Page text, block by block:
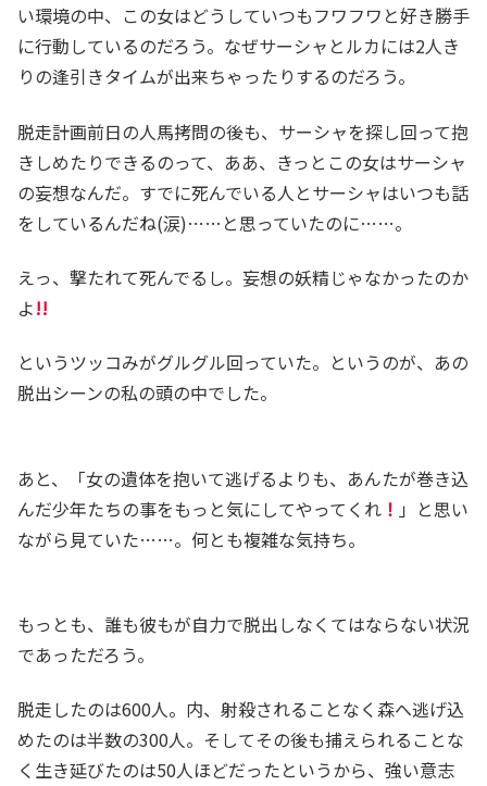
い環境の中、この女はどうしていつもフワフワと好き勝手
に行動しているのだろう。なぜサーシャとルカには2人き
りの逢引きタイムが出来ちゃったりするのだろう。
脱走計画前日の人馬拷問の後も、サーシャを探し回って抱
きしめたりできるのって、ああ、きっとこの女はサーシャ
の妄想なんだ。すでに死んでいる人とサーシャはいつも話
をしているんだね(涙)……と思っていたのに……。
えっ、撃たれて死んでるし。妄想の妖精じゃなかったのか
よ!!
というツッコみがグルグル回っていた。というのが、あの
脱出シーンの私の頭の中でした。
あと、「女の遺体を抱いて逃げるよりも、あんたが巻き込
んだ少年たちの事をもっと気にしてやってくれ ！ 」と思い
ながら見ていた……。何とも複雑な気持ち。
もっとも、誰も彼もが自力で脱出しなくてはならない状況
であっただろう。
脱走したのは600人。内、射殺されることなく森へ逃げ込
めたのは半数の300人。そしてその後も捕えられることな
く生き延びたのは50人ほどだったというから、強い意志